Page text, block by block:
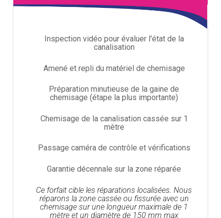
Inspection vidéo pour évaluer l'état de la
canalisation
Amené et repli du matériel de chemisage
Préparation minutieuse de la gaine de
chemisage (étape la plus importante)
Chemisage de la canalisation cassée sur 1
mètre
Passage caméra de contrôle et vérifications
Garantie décennale sur la zone réparée
Ce forfait cible les réparations localisées. Nous
réparons la zone cassée ou fissurée avec un
chemisage sur une longueur maximale de 1
mètre et un diamètre de 150 mm max